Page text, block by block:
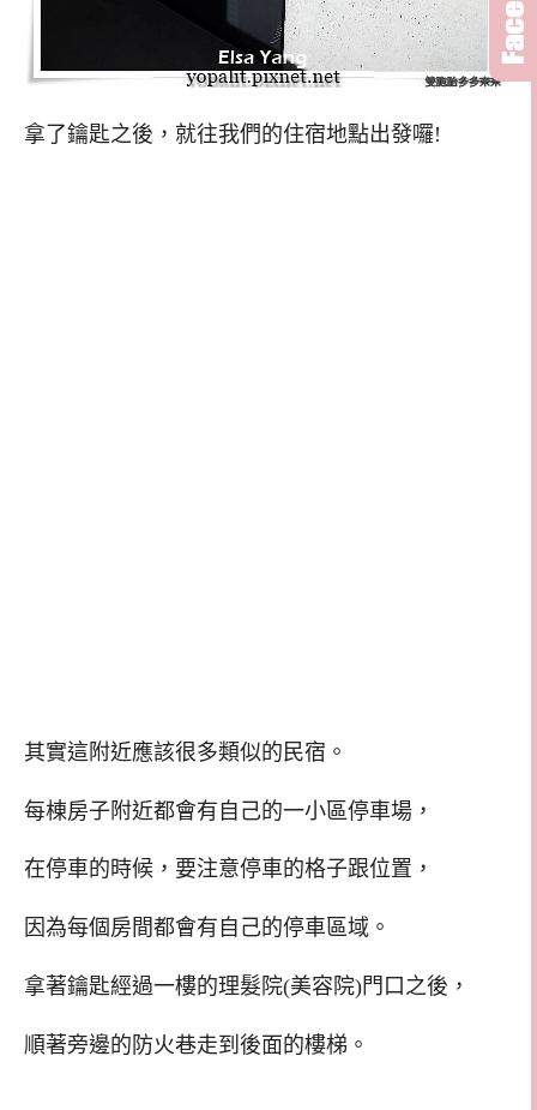
拿了鑰匙之後，就往我們的住宿地點出發囉!
其實這附近應該很多類似的民宿。
每棟房子附近都會有自己的一小區停車場，
在停車的時候，要注意停車的格子跟位置，
因為每個房間都會有自己的停車區域。
拿著鑰匙經過一樓的理髮院(美容院)門口之後，
順著旁邊的防火巷走到後面的樓梯。